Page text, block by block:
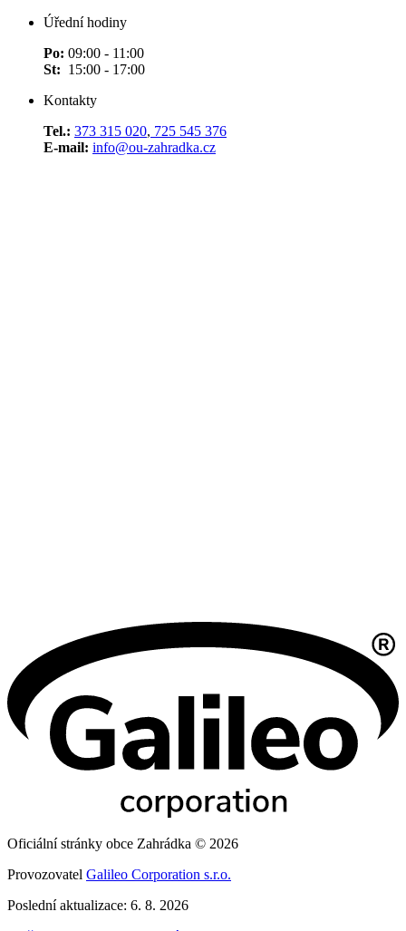
Úřední hodiny
Po: 09:00 - 11:00
St: 15:00 - 17:00
Kontakty
Tel.: 373 315 020, 725 545 376
E-mail: info@ou-zahradka.cz
Oficiální stránky obce Zahrádka © 2026
Provozovatel Galileo Corporation s.r.o.
Poslední aktualizace: 6. 8. 2026